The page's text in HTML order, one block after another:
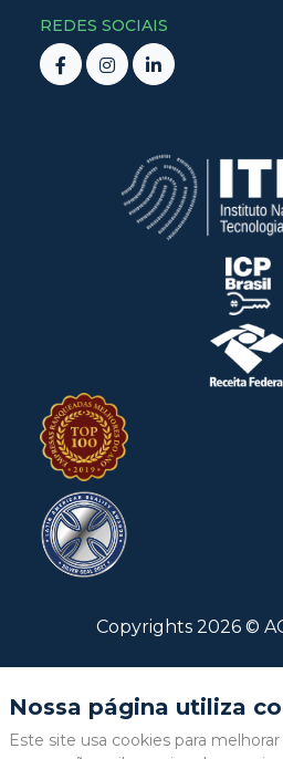
REDES SOCIAIS
Copyrights 2026 ©
Nossa página utiliza
Este site usa cookies para